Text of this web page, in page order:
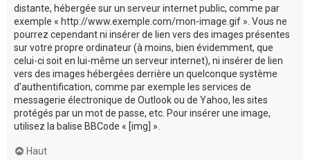
distante, hébergée sur un serveur internet public, comme par
exemple « http://www.exemple.com/mon-image.gif ». Vous ne
pourrez cependant ni insérer de lien vers des images présentes
sur votre propre ordinateur (à moins, bien évidemment, que
celui-ci soit en lui-même un serveur internet), ni insérer de lien
vers des images hébergées derrière un quelconque système
d’authentification, comme par exemple les services de
messagerie électronique de Outlook ou de Yahoo, les sites
protégés par un mot de passe, etc. Pour insérer une image,
utilisez la balise BBCode « [img] ».
Haut